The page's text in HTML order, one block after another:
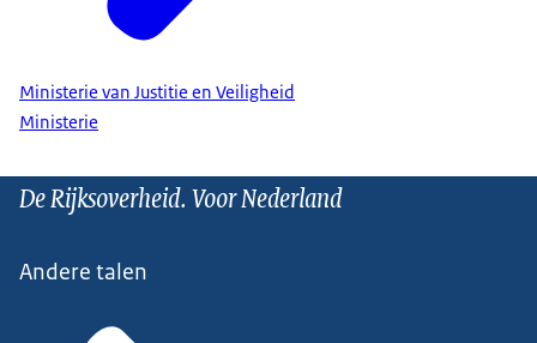
Ministerie van Justitie en Veiligheid
Ministerie
De Rijksoverheid. Voor Nederland
Andere talen